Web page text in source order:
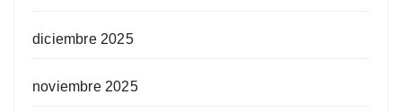
diciembre 2025
noviembre 2025